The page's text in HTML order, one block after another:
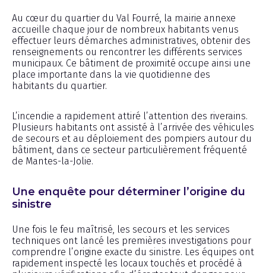
Au cœur du quartier du Val Fourré, la mairie annexe
accueille chaque jour de nombreux habitants venus
effectuer leurs démarches administratives, obtenir des
renseignements ou rencontrer les différents services
municipaux. Ce bâtiment de proximité occupe ainsi une
place importante dans la vie quotidienne des
habitants du quartier.
L’incendie a rapidement attiré l’attention des riverains.
Plusieurs habitants ont assisté à l’arrivée des véhicules
de secours et au déploiement des pompiers autour du
bâtiment, dans ce secteur particulièrement fréquenté
de Mantes-la-Jolie.
Une enquête pour déterminer l’origine du
sinistre
Une fois le feu maîtrisé, les secours et les services
techniques ont lancé les premières investigations pour
comprendre l’origine exacte du sinistre. Les équipes ont
rapidement inspecté les locaux touchés et procédé à